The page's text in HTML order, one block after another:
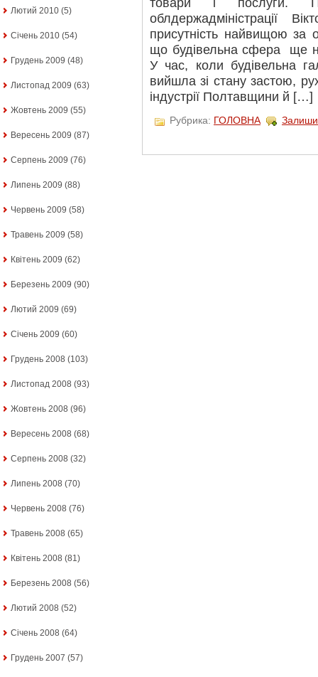
Лютий 2010 (5)
Січень 2010 (54)
Грудень 2009 (48)
Листопад 2009 (63)
Жовтень 2009 (55)
Вересень 2009 (87)
Серпень 2009 (76)
Липень 2009 (88)
Червень 2009 (58)
Травень 2009 (58)
Квітень 2009 (62)
Березень 2009 (90)
Лютий 2009 (69)
Січень 2009 (60)
Грудень 2008 (103)
Листопад 2008 (93)
Жовтень 2008 (96)
Вересень 2008 (68)
Серпень 2008 (32)
Липень 2008 (70)
Червень 2008 (76)
Травень 2008 (65)
Квітень 2008 (81)
Березень 2008 (56)
Лютий 2008 (52)
Січень 2008 (64)
Грудень 2007 (57)
товари і послуги.
облдержадміністрації
присутність найвищою за
що будівельна сфера ще
У час, коли будівельна
вийшла зі стану застою,
індустрії Полтавщини й […]
Рубрика: ГОЛОВНА